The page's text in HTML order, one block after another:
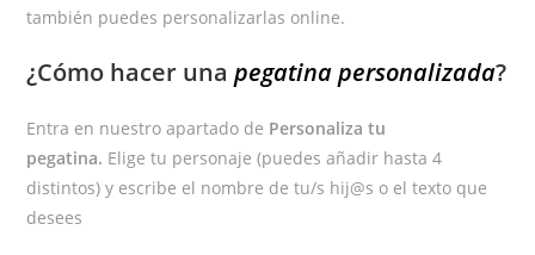
también puedes personalizarlas online.
¿Cómo hacer unapegatina personalizada?
Entra en nuestro apartado de Personaliza tu
pegatina. Elige tu personaje (puedes añadir hasta 4
distintos) y escribe el nombre de tu/s hij@s o el texto que
desees